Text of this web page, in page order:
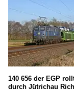
Mainz
140 656 der EGP
durch Jütrichau